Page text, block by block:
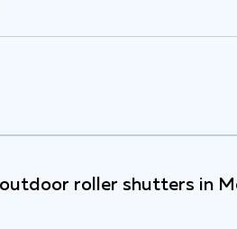
roller shutters in